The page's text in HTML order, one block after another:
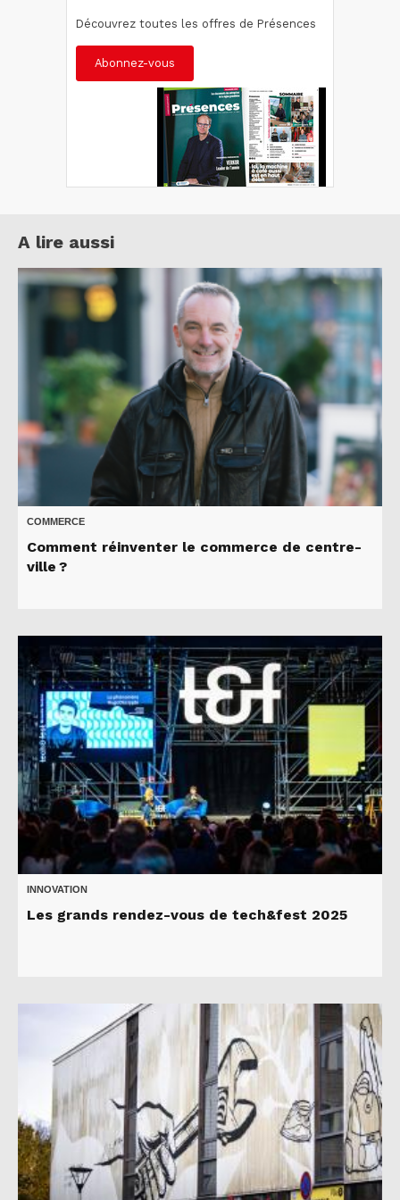
Découvrez toutes les offres de Présences
Abonnez-vous
A lire aussi
COMMERCE
Comment réinventer le commerce de centre-
ville ?
INNOVATION
Les grands rendez-vous de tech&fest 2025